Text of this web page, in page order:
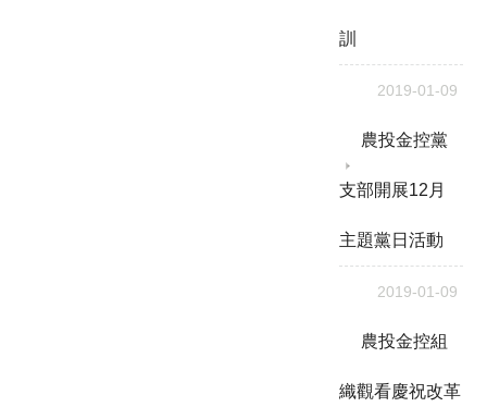
訓
2019-01-09
農投金控黨
支部開展12月
主題黨日活動
2019-01-09
農投金控組
織觀看慶祝改革